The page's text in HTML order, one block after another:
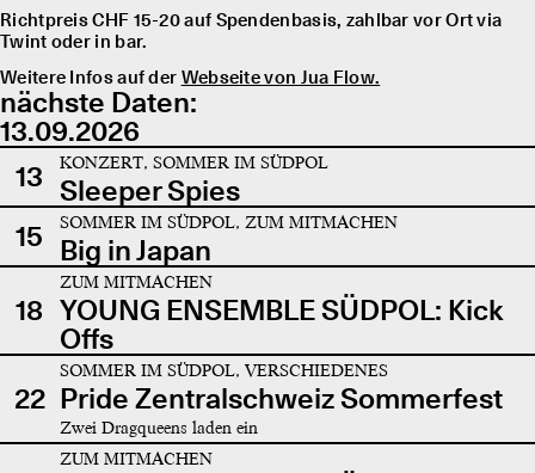
Richtpreis CHF 15-20 auf Spendenbasis, zahlbar vor Ort via
Twint oder in bar.
Weitere Infos auf der Webseite von Jua Flow.
nächste Daten:
13.09.2026
13
KONZERT, SOMMER IM SÜDPOL
Sleeper Spies
15
SOMMER IM SÜDPOL, ZUM MITMACHEN
Big in Japan
18
ZUM MITMACHEN
YOUNG ENSEMBLE SÜDPOL: Kick
Offs
22
SOMMER IM SÜDPOL, VERSCHIEDENES
Pride Zentralschweiz Sommerfest
Zwei Dragqueens laden ein
ZUM MITMACHEN